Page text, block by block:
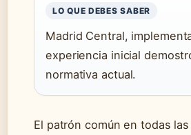
LO QUE DEBES SABER
Madrid Central,
experiencia inicial
normativa actual.
El patrón común en todas